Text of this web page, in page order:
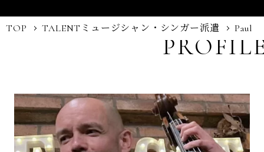
TOP TALENT ミュージシャン・シンガー派遣 Paul